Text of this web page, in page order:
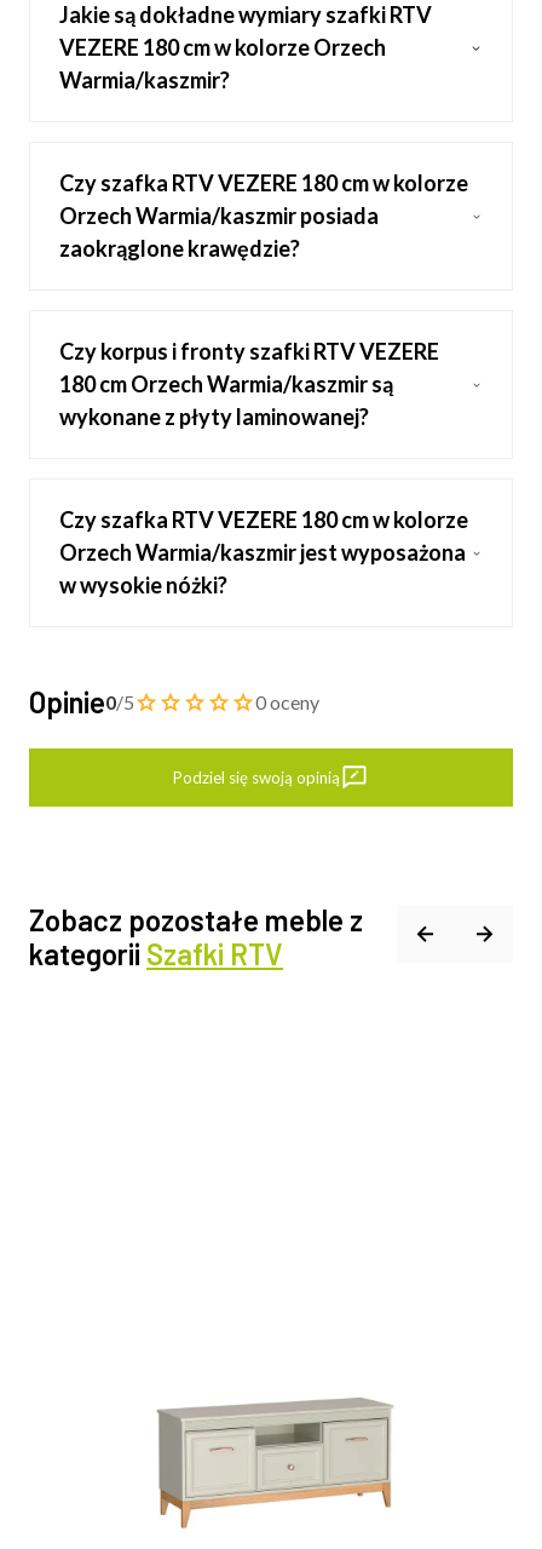
Jakie są dokładne wymiary szafki RTV
VEZERE 180 cm w kolorze Orzech
Warmia/kaszmir?
Czy szafka RTV VEZERE 180 cm w kolorze
Orzech Warmia/kaszmir posiada
zaokrąglone krawędzie?
Czy korpus i fronty szafki RTV VEZERE
180 cm Orzech Warmia/kaszmir są
wykonane z płyty laminowanej?
Czy szafka RTV VEZERE 180 cm w kolorze
Orzech Warmia/kaszmir jest wyposażona
w wysokie nóżki?
Opinie0/5 0 oceny
Podziel się swoją opinią
Zobacz pozostałe meble z
kategorii Szafki RTV